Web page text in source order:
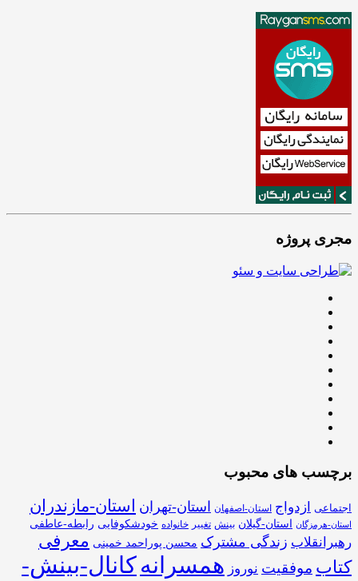
مجری پروژه
برچسب های محبوب
اجتماعی ازدواج استان-اصفهان استان-تهران استان-مازندران
استان-هرمزگان استان-گیلان بینش تغییر خانواده خودشکوفایی رابطه-عاطفی
رهبرانقلاب زندگی مشترک محسن پوراحمد خمینی معرفی
کتاب موفقیت نوروز همسرانهکانال-بینش-